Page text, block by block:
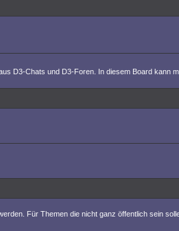
D3-Chats und D3-Foren. In diesem Board kann
Für Themen die nicht ganz öffentlich sein